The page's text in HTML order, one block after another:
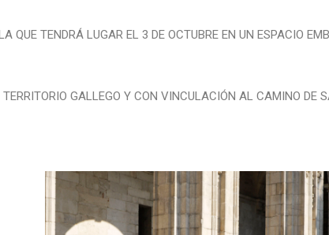
QUE TENDRÁ LUGAR EL 3 DE OCTUBRE EN UN ESPACIO
GALLEGO Y CON VINCULACIÓN AL CAMINO DE